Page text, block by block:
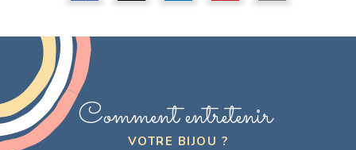
Comment entretenir
VOTRE BIJOU ?